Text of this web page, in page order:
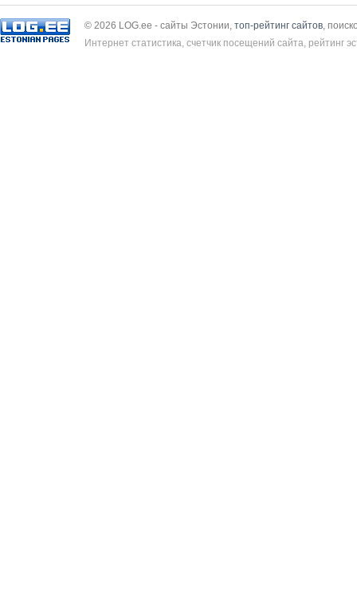
© 2026 LOG.ee - сайты Эстонии, топ-рейтинг сайтов ,
Интернет статистика, счетчик посещений сайта, рейтинг